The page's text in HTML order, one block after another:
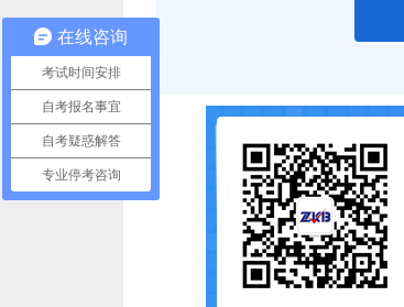
在线咨询
考试时间安排
自考报名事宜
自考疑惑解答
专业停考咨询